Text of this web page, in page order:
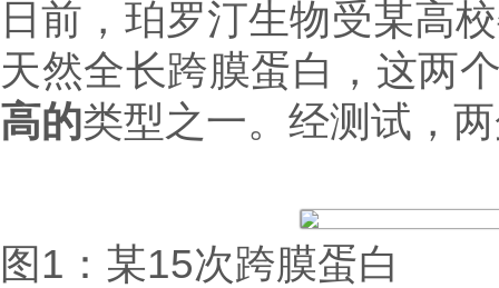
日前，珀罗汀生物受某高
天然全长跨膜蛋白，这两
高的类型之一。经测试，
图1：某15次跨膜蛋白